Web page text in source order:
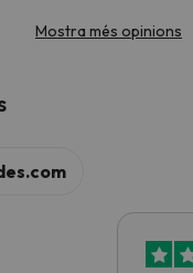
Mostra més opinions